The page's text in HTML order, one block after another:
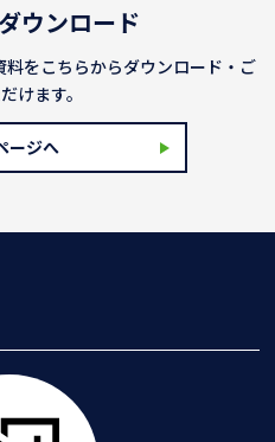
ウンロード
をこちらからダウンロード・ご
けます。
ージへ